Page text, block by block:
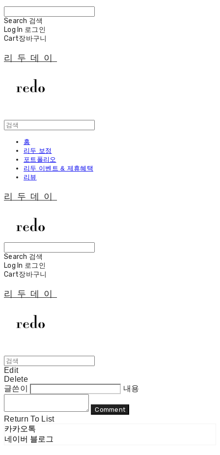
Search 검색
Log In 로그인
Cart장바구니
리두데이
홈
리두 보정
포트폴리오
리두 이벤트 & 제휴혜택
리뷰
리두데이
Search 검색
Log In 로그인
Cart장바구니
리두데이
Edit
Delete
글쓴이
내용
Comment
Return To List
카카오톡
네이버 블로그